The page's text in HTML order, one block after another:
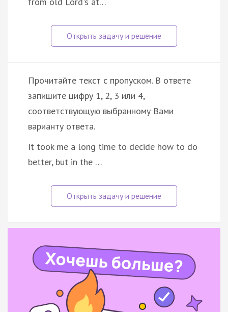
Прочитайте текст с пропуском. В ответе
запишите цифру 1, 2, 3 или 4,
соответствующую выбранному Вами
варианту ответа.
It took me a long time to decide how to do
better, but in the …